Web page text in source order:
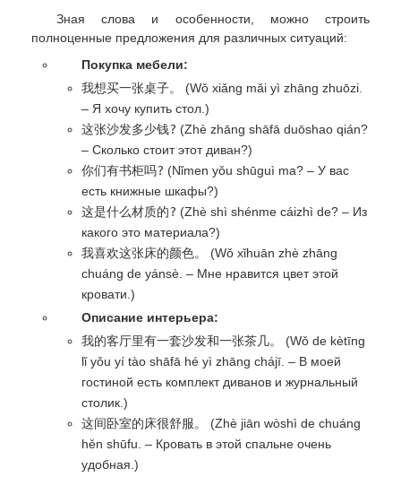
Зная слова и особенности, можно строить
полноценные предложения для различных ситуаций:
Покупка мебели:
我想买一张桌子。
(Wǒ xiǎng mǎi yì zhāng zhuōzi.
– Я хочу купить стол.)
这张沙发多少钱? (Zhè zhāng shāfā duōshao qián?
– Сколько стоит этот диван?)
你们有书柜吗? (Nǐmen yǒu shūguì ma? – У вас
есть книжные шкафы?)
这是什么材质的? (Zhè shì shénme cáizhì de? – Из
какого это материала?)
我喜欢这张床的颜色。
(Wǒ xǐhuān zhè zhāng
chuáng de yánsè. – Мне нравится цвет этой
кровати.)
Описание интерьера:
我的客厅里有一套沙发和一张茶几。
(Wǒ de kètīng
lǐ yǒu yí tào shāfā hé yì zhāng chájī. – В моей
гостиной есть комплект диванов и журнальный
столик.)
这间卧室的床很舒服。
(Zhè jiān wòshì de chuáng
hěn shūfu. – Кровать в этой спальне очень
удобная.)